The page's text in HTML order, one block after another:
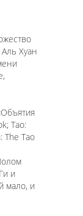
Хуан
Tao:
The Tao
и
мало, и